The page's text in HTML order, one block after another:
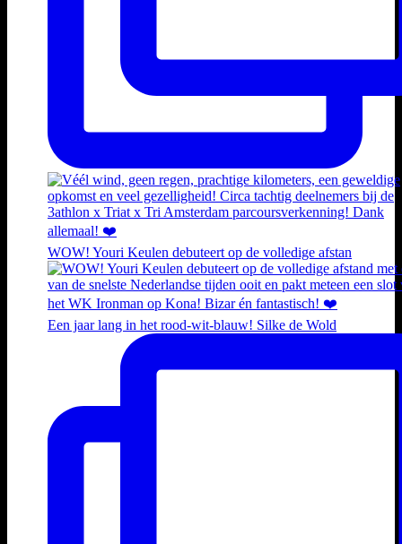
WOW! Youri Keulen debuteert op de volledige afstan
Een jaar lang in het rood-wit-blauw! Silke de Wold